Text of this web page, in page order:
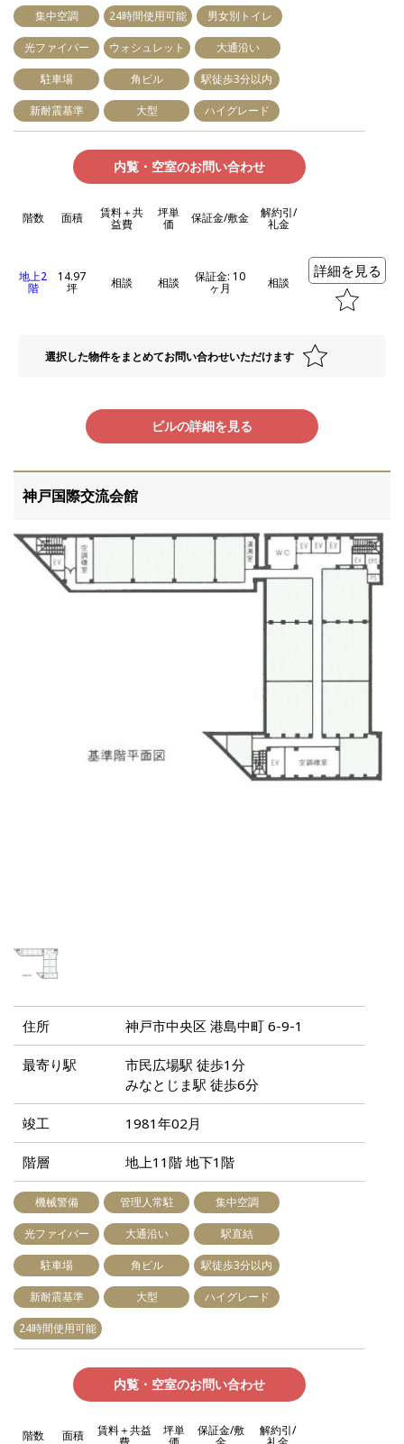
集中空調 24時間使用可能 男女別トイレ
光ファイバー ウォシュレット 大通沿い
駐車場 角ビル 駅徒歩3分以内
新耐震基準 大型 ハイグレード
内覧・空室のお問い合わせ
階数 面積 賃料＋共
益費
坪単
価 保証金/敷金 解約引/
礼金
地上2
階
14.97
坪 相談 相談 保証金: 10
ヶ月 相談
詳細を見る
選択した物件をまとめてお問い合わせいただけます
ビルの詳細を見る
神戸国際交流会館
住所 神戸市中央区 港島中町 6-9-1
最寄り駅
市民広場駅 徒歩1分
みなとじま駅 徒歩6分
竣工 1981年02月
階層 地上11階 地下1階
機械警備 管理人常駐 集中空調
光ファイバー 大通沿い 駅直結
駐車場 角ビル 駅徒歩3分以内
新耐震基準 大型 ハイグレード
24時間使用可能
内覧・空室のお問い合わせ
階数 面積 賃料＋共益 坪単 保証金/敷 解約引/